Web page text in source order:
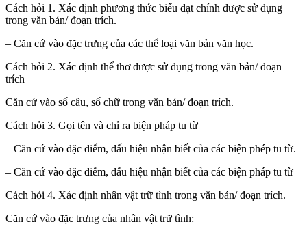
Cách hỏi 1. Xác định phương thức biểu đạt chính được sử dụng
trong văn bản/ đoạn trích.
– Căn cứ vào đặc trưng của các thể loại văn bản văn học.
Cách hỏi 2. Xác định thể thơ được sử dụng trong văn bản/ đoạn
trích
Căn cứ vào số câu, số chữ trong văn bản/ đoạn trích.
Cách hỏi 3. Gọi tên và chỉ ra biện pháp tu từ
– Căn cứ vào đặc điểm, dấu hiệu nhận biết của các biện phép tu từ.
– Căn cứ vào đặc điểm, dấu hiệu nhận biết của các biện pháp tu từ
Cách hỏi 4. Xác định nhân vật trữ tình trong văn bản/ đoạn trích.
Căn cứ vào đặc trưng của nhân vật trữ tình: